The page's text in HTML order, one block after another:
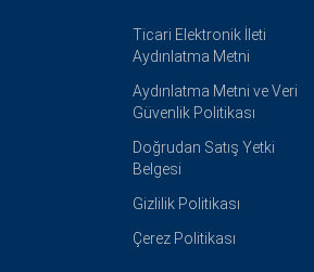
Ticari Elektronik İleti
Aydınlatma Metni
Aydınlatma Metni ve Veri
Güvenlik Politikası
Doğrudan Satış Yetki
Belgesi
Gizlilik Politikası
Çerez Politikası